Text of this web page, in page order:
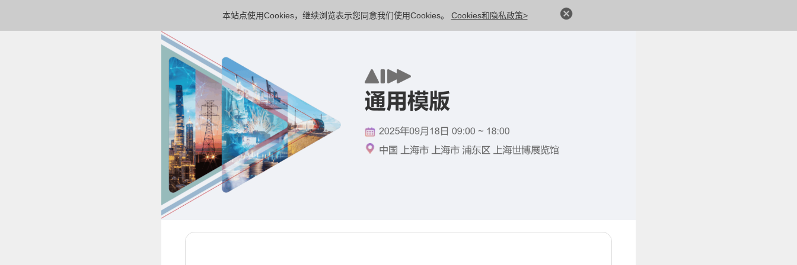
本站点使用Cookies，继续浏览表示您同意我们使用Cookies。 Cookies和隐私政策>